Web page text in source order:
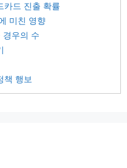
카드 진출 확률
미친 영향
우의 수
책 행보